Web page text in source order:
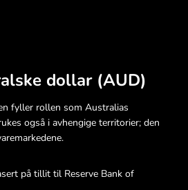
dollar (AUD)
fyller rollen som Australias
også i avhengige territorier; den
på tillit til Reserve Bank of